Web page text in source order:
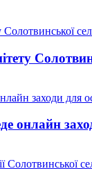
онлайн